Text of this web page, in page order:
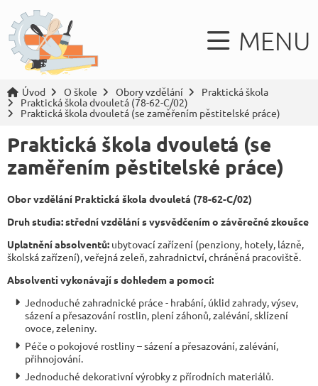
MENU
Úvod O škole Obory vzdělání
Praktická škola
Praktická škola dvouletá (78-62-C/02)
Praktická škola dvouletá (se zaměřením pěstitelské práce)
Praktická škola dvouletá (se
zaměřením pěstitelské práce)
Obor vzdělání Praktická škola dvouletá (78-62-C/02)
Druh studia: střední vzdělání s vysvědčením o závěrečné zkoušce
Uplatnění absolventů: ubytovací zařízení (penziony, hotely, lázně,
školská zařízení), veřejná zeleň, zahradnictví, chráněná pracoviště.
Absolventi vykonávají s dohledem a pomocí:
Jednoduché zahradnické práce - hrabání, úklid zahrady, výsev,
sázení a přesazování rostlin, plení záhonů, zalévání, sklízení
ovoce, zeleniny.
Péče o pokojové rostliny – sázení a přesazování, zalévání,
přihnojování.
Jednoduché dekorativní výrobky z přírodních materiálů.